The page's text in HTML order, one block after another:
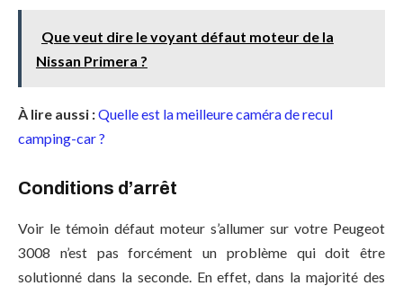
Que veut dire le voyant défaut moteur de la
Nissan Primera ?
À lire aussi :Quelle est la meilleure caméra de recul
camping-car ?
Conditions d’arrêt
Voir le témoin défaut moteur s’allumer sur votre Peugeot
3008 n’est pas forcément un problème qui doit être
solutionné dans la seconde. En effet, dans la majorité des